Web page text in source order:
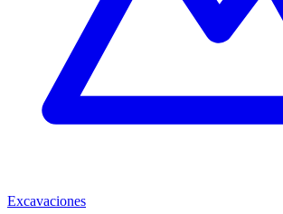
Excavaciones